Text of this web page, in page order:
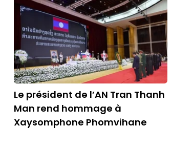
Le président de l’AN Tran Thanh
Man rend hommage à
Xaysomphone Phomvihane